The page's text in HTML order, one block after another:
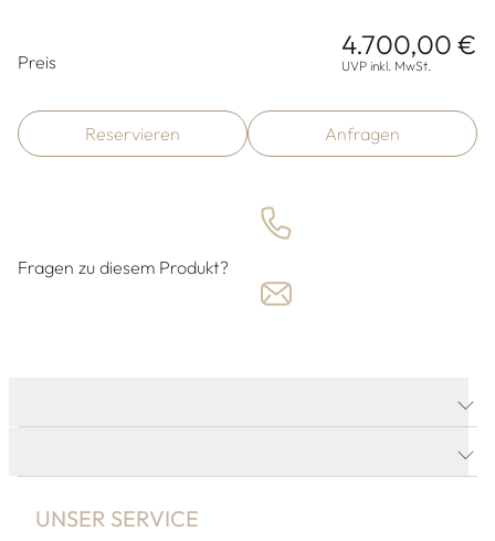
Preis
4.700,00 €
UVP inkl. MwSt.
Reservieren Anfragen
Fragen zu diesem Produkt?
UNSER SERVICE